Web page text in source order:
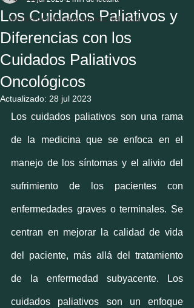
Medicina Intervencionista del Dolor
Los Cuidados Paliativos y
Diferencias con los
Cuidados Paliativos
Oncológicos
Actualizado: 28 jul 2023
Los cuidados paliativos son una rama
de la medicina que se enfoca en el
manejo de los síntomas y el alivio del
sufrimiento de los pacientes con
enfermedades graves o terminales. Se
centran en mejorar la calidad de vida
del paciente, más allá del tratamiento
de la enfermedad subyacente. Los
cuidados paliativos son un enfoque